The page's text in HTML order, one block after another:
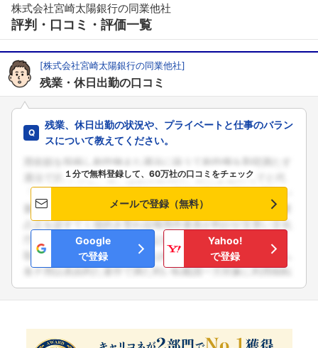
株式会社宮崎太陽銀行の同業他社
評判・口コミ・評価一覧
[株式会社宮崎太陽銀行の同業他社]
残業・休日出勤の口コミ
残業、休日出勤の状況や、プライベートと仕事のバラン
スについて教えてください。
１分で無料登録して、60万社の口コミをチェック
メールで登録（無料）
Google
で登録
Yahoo!
で登録